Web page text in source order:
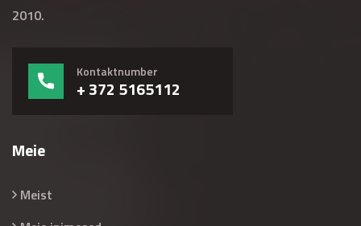
2010.
Kontaktnumber
+ 372 5165112
Meie
Meist